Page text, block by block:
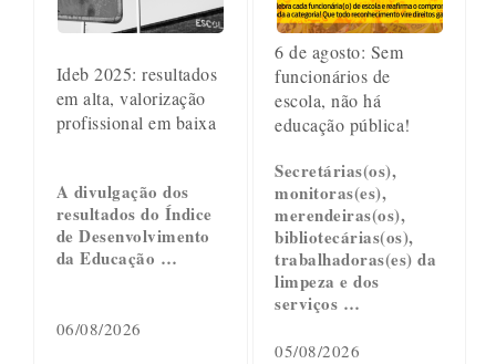
Ideb 2025: resultados
em alta, valorização
profissional em baixa
A divulgação dos
resultados do Índice
de Desenvolvimento
da Educação …
06/08/2026
6 de agosto: Sem
funcionários de
escola, não há
educação pública!
Secretárias(os),
monitoras(es),
merendeiras(os),
bibliotecárias(os),
trabalhadoras(es) da
limpeza e dos
serviços …
05/08/2026